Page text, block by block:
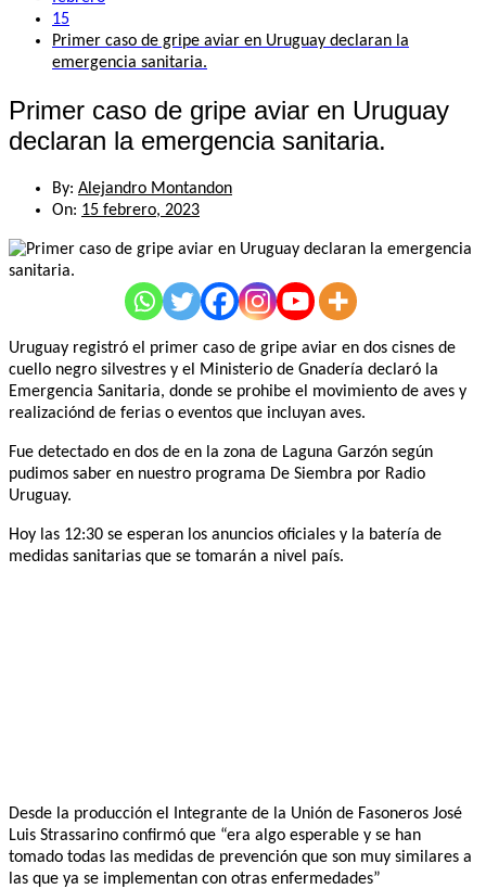
15
Primer caso de gripe aviar en Uruguay declaran la
emergencia sanitaria.
Primer caso de gripe aviar en Uruguay
declaran la emergencia sanitaria.
By: Alejandro Montandon
On: 15 febrero, 2023
Uruguay registró el primer caso de gripe aviar en dos cisnes de
cuello negro silvestres y el Ministerio de Gnadería declaró la
Emergencia Sanitaria, donde se prohibe el movimiento de aves y
realizaciónd de ferias o eventos que incluyan aves.
Fue detectado en dos de en la zona de Laguna Garzón según
pudimos saber en nuestro programa De Siembra por Radio
Uruguay.
Hoy las 12:30 se esperan los anuncios oficiales y la batería de
medidas sanitarias que se tomarán a nivel país.
Desde la producción el Integrante de la Unión de Fasoneros José
Luis Strassarino confirmó que “era algo esperable y se han
tomado todas las medidas de prevención que son muy similares a
las que ya se implementan con otras enfermedades”